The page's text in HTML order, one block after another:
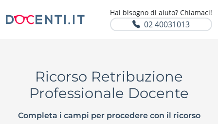
Hai bisogno di aiuto? Chiamaci!
02 40031013
Ricorso Retribuzione
Professionale Docente
Completa i campi per procedere con il ricorso